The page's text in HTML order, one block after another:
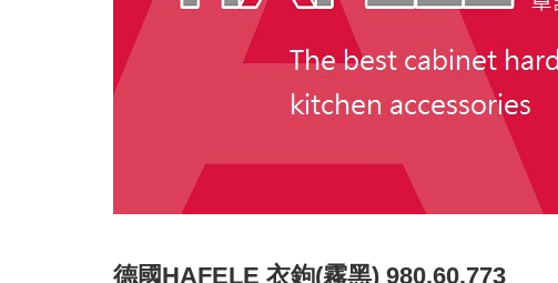
德國HAFELE 衣鉤(霧黑) 980.60.773